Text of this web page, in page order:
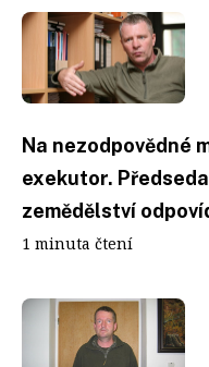
Na nezodpovědné
exekutor.
zemědělství
1 minuta čtení